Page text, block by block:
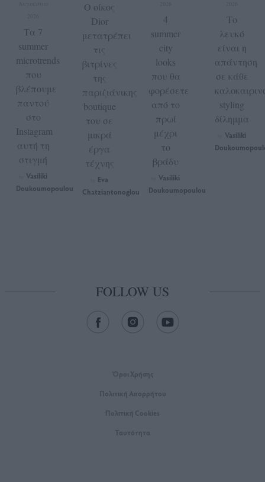
Τα 7
summer
microtrends
που
βλέπουμε
παντού
στο
Instagram
αυτή τη
στιγμή
Vasiliki
Doukoumopoulou
Ο οίκος
Dior
μετατρέπει
τις
βιτρίνες
της
παριζιάνικης
boutique
του σε
μικρά
έργα
τέχνης
Eva
Chatziantonoglou
4
summer
city
looks
που θα
φορέσετε
από το
πρωί
μέχρι
το
βράδυ
Vasiliki
Doukoumopoulou
Το
λευκό
είναι η
απάντηση
σε κάθε
styling
δίλημμα
Vasiliki
FOLLOW US
Όροι Xρήσης
Πολιτική Απορρήτου
Πολιτική Cookies
Ταυτότητα